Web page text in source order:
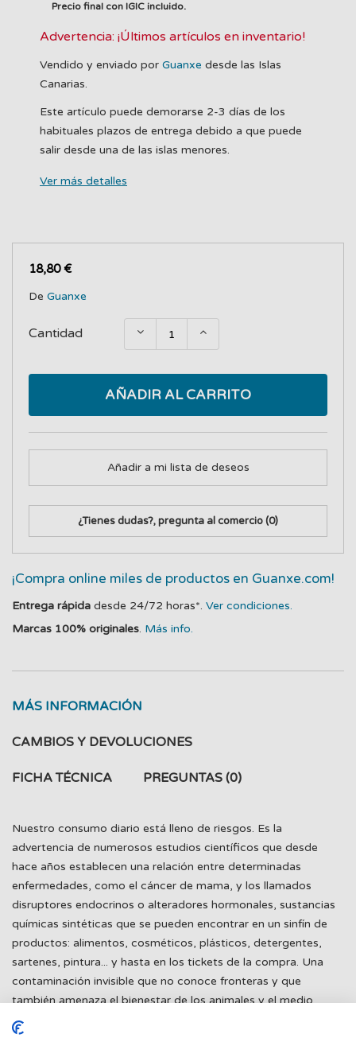
Precio final con IGIC incluido.
Advertencia: ¡Últimos artículos en inventario!
Vendido y enviado por Guanxe desde las Islas
Canarias.
Este artículo puede demorarse 2-3 días de los
habituales plazos de entrega debido a que puede
salir desde una de las islas menores.
Ver más detalles
18,80 €
De Guanxe
Cantidad
AÑADIR AL CARRITO
Añadir a mi lista de deseos
¿Tienes dudas?, pregunta al comercio(0)
¡Compra online miles de productos en Guanxe.com!
Entrega rápida desde 24/72 horas*. Ver condiciones.
Marcas 100% originales. Más info.
MÁS INFORMACIÓN
CAMBIOS Y DEVOLUCIONES
FICHA TÉCNICA PREGUNTAS (0)
Nuestro consumo diario está lleno de riesgos. Es la
advertencia de numerosos estudios científicos que desde
hace años establecen una relación entre determinadas
enfermedades, como el cáncer de mama, y los llamados
disruptores endocrinos o alteradores hormonales, sustancias
químicas sintéticas que se pueden encontrar en un sinfín de
productos: alimentos, cosméticos, plásticos, detergentes,
sartenes, pintura... y hasta en los tickets de la compra. Una
contaminación invisible que no conoce fronteras y que
también amenaza el bienestar de los animales y el medio
ambiente. Se altera la vida es un profundo y personal relato